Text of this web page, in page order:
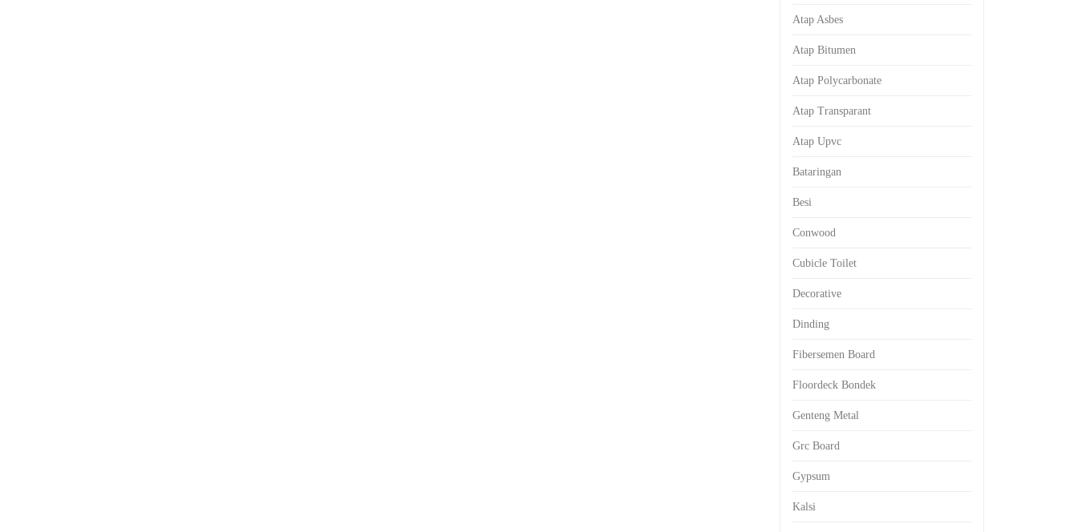
Atap Asbes
Atap Bitumen
Atap Polycarbonate
Atap Transparant
Atap Upvc
Bataringan
Besi
Conwood
Cubicle Toilet
Decorative
Dinding
Fibersemen Board
Floordeck Bondek
Genteng Metal
Grc Board
Gypsum
Kalsi